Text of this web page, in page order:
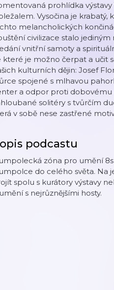
prohlídka
Vysočina je krabatý,
melancholických
civilizace stalo
vnitřní samoty a
které je možno čerpat a učit
kulturních dějin: Josef
spojené s mlhavou
a odpor proti dobovému
solitéry s tvůrčím
v sobě nese zastřené
podcastu
zóna pro umění
do celého světa. Na
spolu s kurátory výstavy
s nejrůznějšími hosty.